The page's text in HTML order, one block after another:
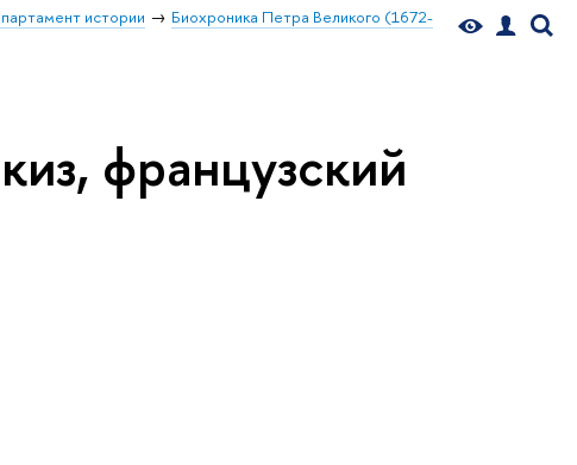
истории
Биохроника Петра Великого (1672-
французский